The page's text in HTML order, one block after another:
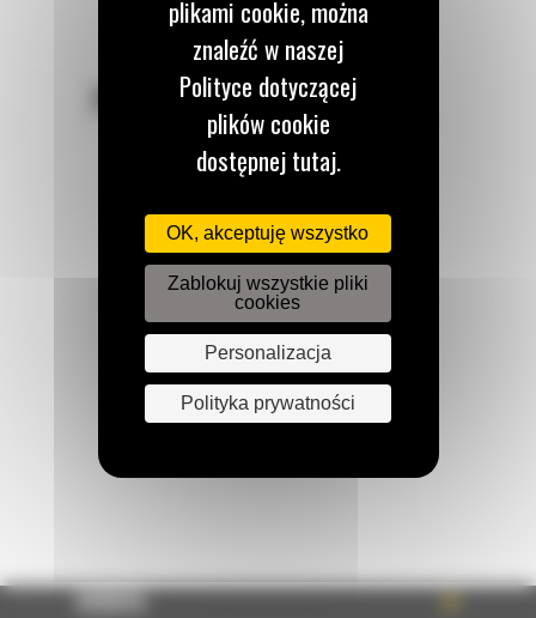
POZOSTAŃMY W KONTAKCIE
Zadzwoń do nas
122 100 122
Napisz do nas
WYŚLIJ WIADOMOŚĆ
OFERTA
plikami cookie, można
znaleźć w naszej
Polityce dotyczącej
plików cookie
dostępnej tutaj.
OK, akceptuję wszystko
Zablokuj wszystkie pliki
cookies
Personalizacja
Polityka prywatności